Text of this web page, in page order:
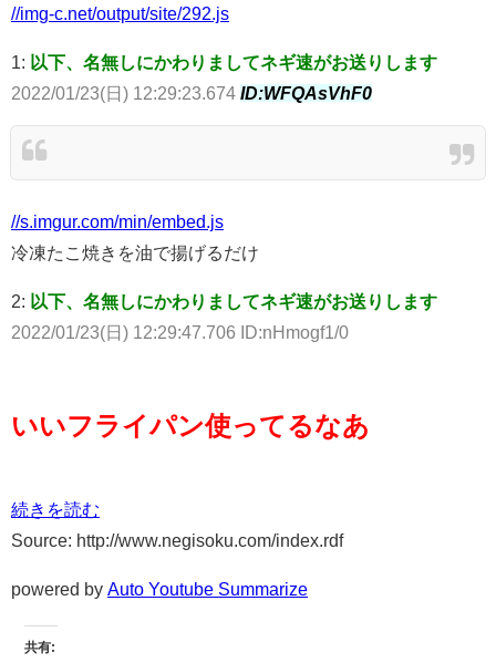
//img-c.net/output/site/292.js
1: 以下、名無しにかわりましてネギ速がお送りします
2022/01/23(日) 12:29:23.674 ID:WFQAsVhF0
//s.imgur.com/min/embed.js
冷凍たこ焼きを油で揚げるだけ
2: 以下、名無しにかわりましてネギ速がお送りします
2022/01/23(日) 12:29:47.706 ID:nHmogf1/0
いいフライパン使ってるなあ
続きを読む
Source: http://www.negisoku.com/index.rdf
powered by Auto Youtube Summarize
共有: